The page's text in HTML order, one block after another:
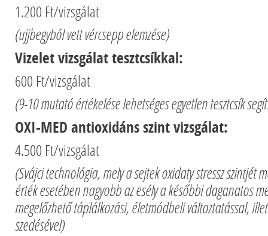
1.200 Ft/vizsgálat
(ujjbegyból vett vércsepp elemzése)
Vizelet vizsgálat tesztcsíkkal:
600 Ft/vizsgálat
(9-10 mutató értékelése lehetséges egyetlen tesztcsík
OXI-MED antioxidáns szint vizsgálat:
4.500 Ft/vizsgálat
(Svájci technológia, mely a sejtek oxidaty stressz szintjét
érték esetében nagyobb az esély a későbbi daganatos
megelőzhető táplálkozási, életmódbeli változtatással,
szedésével)